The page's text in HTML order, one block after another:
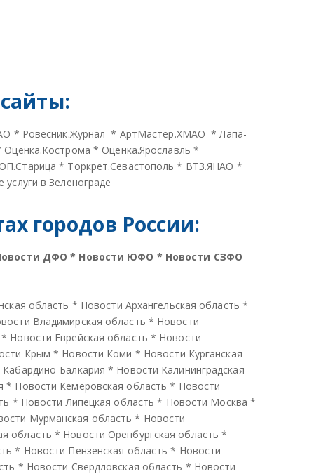
* Ровесник.Журнал * АртМастер.ХМАО *Лапа-
Оценка.Кострома * Оценка.Ярославль *
* Торкрет.Севастополь * ВТЗ.ЯНАО *
услуги в Зеленограде
городов России:
ДФО * Новости ЮФО * Новости СЗФО
область * Новости Архангельская область *
Владимирская область * Новости
* Новости Еврейская область * Новости
Крым * Новости Коми * Новости Курганская
Балкария * Новости Калининградская
* Новости Кемеровская область * Новости
* Новости Липецкая область * Новости Москва *
Мурманская область * Новости
область * Новости Оренбургская область *
* Новости Пензенская область * Новости
* Новости Свердловская область * Новости